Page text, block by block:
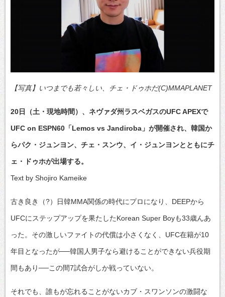
【写真】いつまでも若々しい、チェ・ドゥホだ(C)MMAPLANET
20日（土・現地時間）、ネヴァダ州ラスベガスのUFC APEXで
UFC on ESPN60「Lemos vs Jandiroba」が開催され、韓国か
らパク・ジュンヨン、チェ・スンウ、イ・ジュンヨンとともにチ
ェ・ドゥホが出場する。
Text by Shojiro Kameike
古き良き（?）日韓MMA関係の時代にプロになり、DEEPから
UFCにステップアップを果たしたKorean Super Boyも33歳んあ
った。その激しいファイトの代償は小さくなく、UFC在籍が10
年目となったが──韓国人男子なら避けることができない兵役期
間もあり──この間7試合がしか戦っていない。
それでも、誰もが忘れることがないカブ・スワンソンの激闘な